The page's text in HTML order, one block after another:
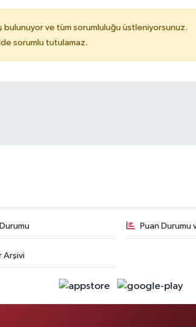
bulunuyor ve tüm sorumluluğu üstleniyorsunuz.
sorumlu tutulamaz.
Puan Durumu
Arşivi